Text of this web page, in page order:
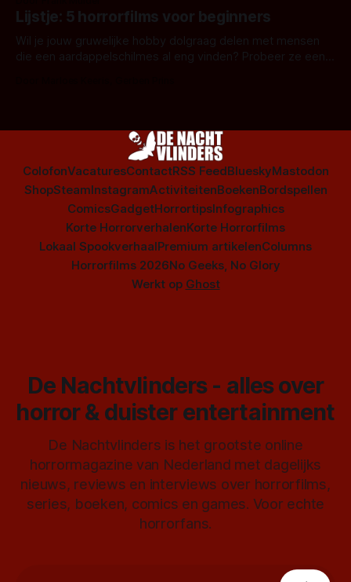
Amsterdamned of The Johnsons. Maar Nederlandse horror
is niet beperkt tot films. Hier een aantal Nederlandse tv-
series uit het duistere of horrorgenre. Als
Lijstje: 5 horrorfilms voor beginners
Wil je jouw gruwelijke hobby dolgraag delen met mensen
die een aardappelschilmes al eng vinden? Probeer ze eens
ColofonVacaturesContactRSS FeedBlueskyMastodon
ShopSteamInstagramActiviteitenBoekenBordspellen
ComicsGadgetHorrortipsInfographics
Korte HorrorverhalenKorte Horrorfilms
Lokaal SpookverhaalPremium artikelenColumns
Horrorfilms 2026No Geeks, No Glory
Werkt op Ghost
De Nachtvlinders - alles over
horror & duister entertainment
De Nachtvlinders is het grootste online
horrormagazine van Nederland met dagelijks
nieuws, reviews en interviews over horrorfilms,
series, boeken, comics en games. Voor echte
horrorfans.